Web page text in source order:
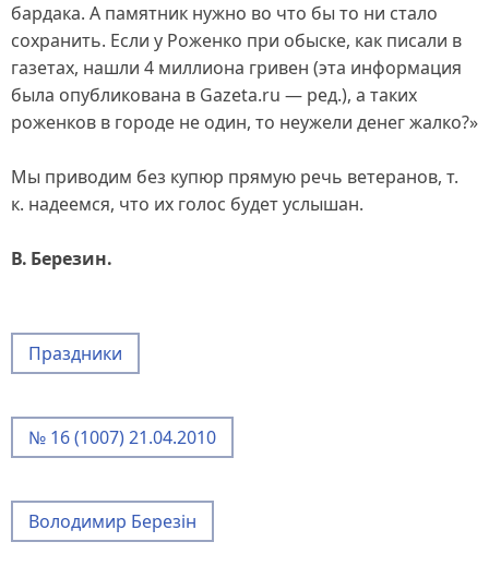
бардака. А памятник нужно во что бы то ни стало
сохранить. Если у Роженко при обыске, как писали в
газетах, нашли 4 миллиона гривен (эта информация
была опубликована в Gazeta.ru — ред.), а таких
роженков в городе не один, то неужели денег жалко?»
Мы приводим без купюр прямую речь ветеранов, т.
к. надеемся, что их голос будет услышан.
В. Березин.
Праздники
№ 16 (1007) 21.04.2010
Володимир Березін